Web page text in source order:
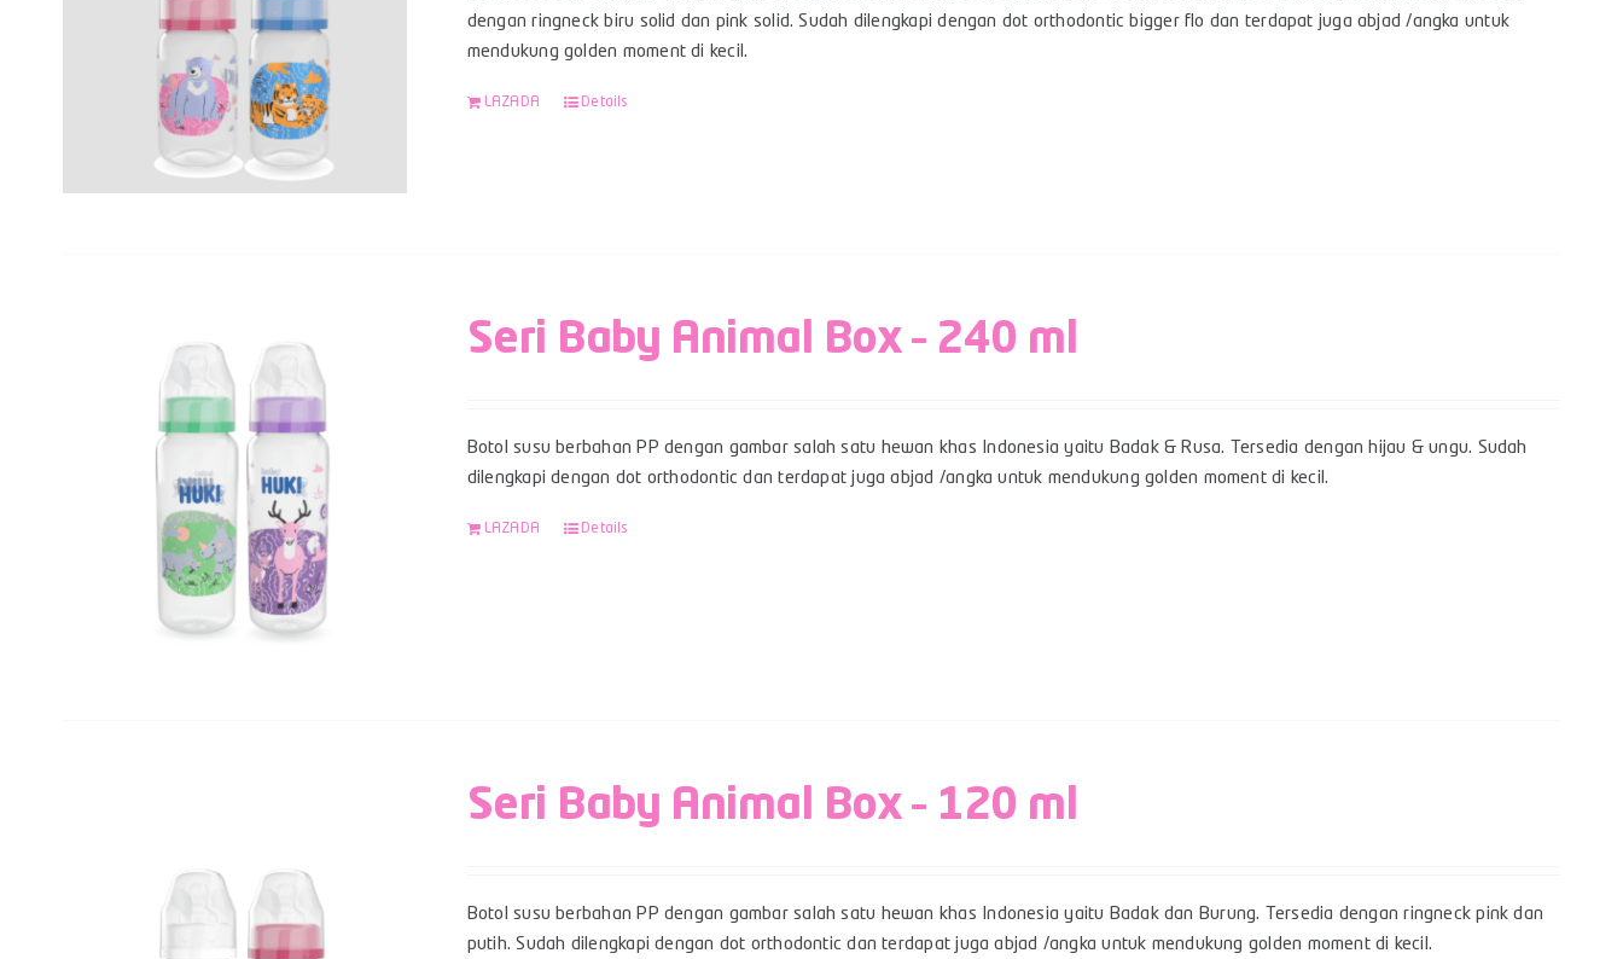
dengan ringneck biru solid dan pink solid. Sudah dilengkapi dengan dot orthodontic bigger flo dan terdapat juga abjad /angka untuk
mendukung golden moment di kecil.
LAZADA Details
Seri Baby Animal Box – 240 ml
Botol susu berbahan PP dengan gambar salah satu hewan khas Indonesia yaitu Badak & Rusa. Tersedia dengan hijau & ungu. Sudah
dilengkapi dengan dot orthodontic dan terdapat juga abjad /angka untuk mendukung golden moment di kecil.
LAZADA Details
Seri Baby Animal Box – 120 ml
Botol susu berbahan PP dengan gambar salah satu hewan khas Indonesia yaitu Badak dan Burung. Tersedia dengan ringneck pink dan
putih. Sudah dilengkapi dengan dot orthodontic dan terdapat juga abjad /angka untuk mendukung golden moment di kecil.